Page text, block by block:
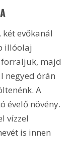
evőkanál
illóolaj
majd
negyed órán
A
növény.
vízzel
is innen